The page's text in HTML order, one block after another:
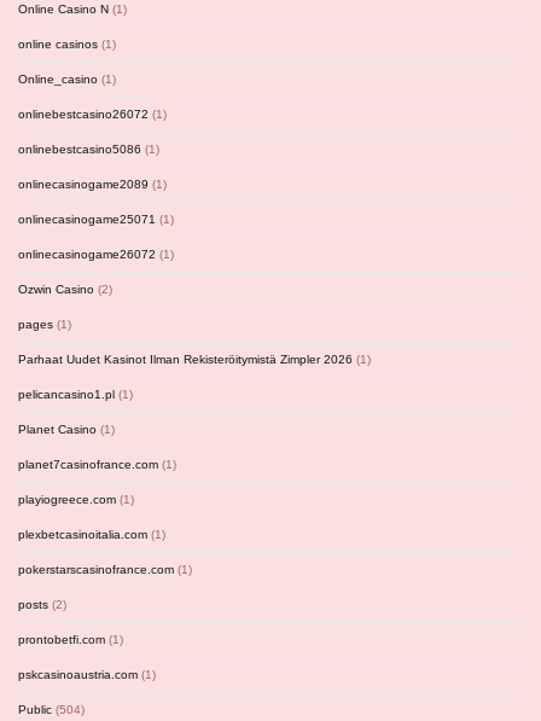
Online Casino N (1)
online casinos (1)
Online_casino (1)
onlinebestcasino26072 (1)
onlinebestcasino5086 (1)
onlinecasinogame2089 (1)
onlinecasinogame25071 (1)
onlinecasinogame26072 (1)
Ozwin Casino (2)
pages (1)
Parhaat Uudet Kasinot Ilman Rekisteröitymistä Zimpler 2026 (1)
pelicancasino1.pl (1)
Planet Casino (1)
planet7casinofrance.com (1)
playiogreece.com (1)
plexbetcasinoitalia.com (1)
pokerstarscasinofrance.com (1)
posts (2)
prontobetfi.com (1)
pskcasinoaustria.com (1)
Public (504)